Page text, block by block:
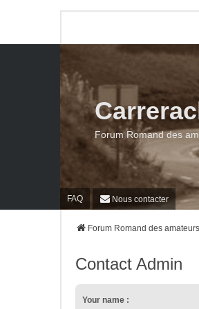
FAQ Nous contacter
Forum Romand des
Forum Romand des
Contact Admin
Your name :